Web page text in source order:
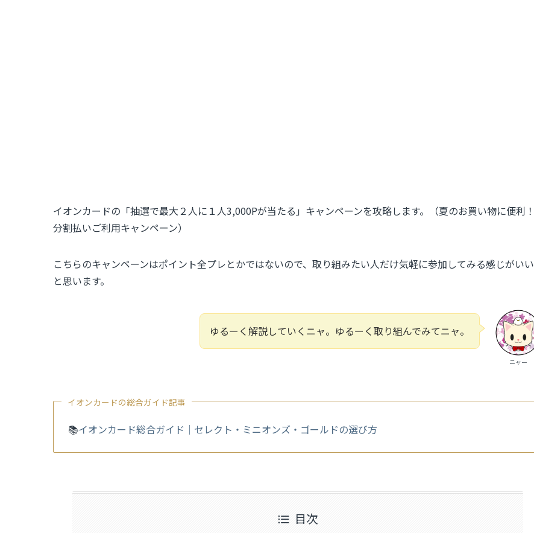
イオンカードの「抽選で最大２人に１人3,000Pが当たる」キャンペーンを攻略します。（夏のお買い物に便利！
分割払いご利用キャンペーン）
こちらのキャンペーンはポイント全プレとかではないので、取り組みたい人だけ気軽に参加してみる感じがいい
と思います。
ニャー
ゆるーく解説していくニャ。ゆるーく取り組んでみてニャ。
イオンカードの総合ガイド記事
📚イオンカード総合ガイド｜セレクト・ミニオンズ・ゴールドの選び方
目次